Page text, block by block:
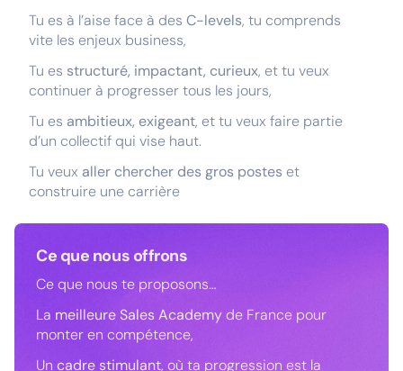
Tu es à l’aise face à des C-levels, tu comprends
vite les enjeux business,
Tu es structuré, impactant, curieux, et tu veux
continuer à progresser tous les jours,
Tu es ambitieux, exigeant, et tu veux faire partie
d’un collectif qui vise haut.
Tu veux aller chercher des gros postes et
construire une carrière
Ce que nous offrons
Ce que nous te proposons…
La meilleure Sales Academyde France pour
monter en compétence,
Un cadre stimulant, où ta progression est la